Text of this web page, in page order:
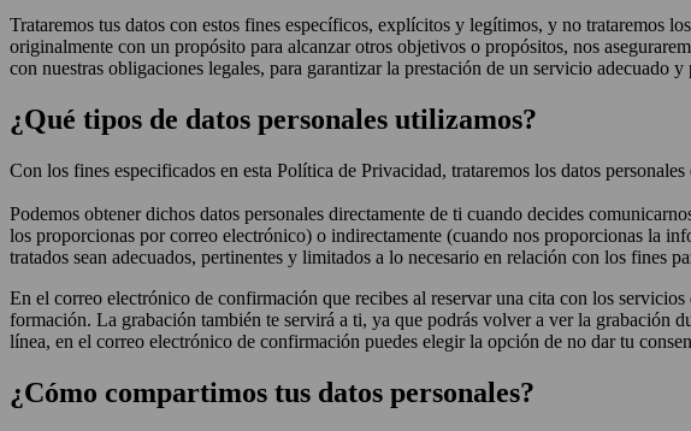
Trataremos tus datos con estos fines específicos, explícitos y legítimos, y no trataremos
originalmente con un propósito para alcanzar otros objetivos o propósitos, nos
con nuestras obligaciones legales, para garantizar la prestación de un servicio
¿Qué tipos de datos personales utilizamos?
Con los fines especificados en esta Política de Privacidad, trataremos los datos
Podemos obtener dichos datos personales directamente de ti cuando decides
los proporcionas por correo electrónico) o indirectamente (cuando nos proporcionas la
tratados sean adecuados, pertinentes y limitados a lo necesario en relación con los fines
En el correo electrónico de confirmación que recibes al reservar una cita con los
formación. La grabación también te servirá a ti, ya que podrás volver a ver la grabación
línea, en el correo electrónico de confirmación puedes elegir la opción de no dar tu
¿Cómo compartimos tus datos personales?